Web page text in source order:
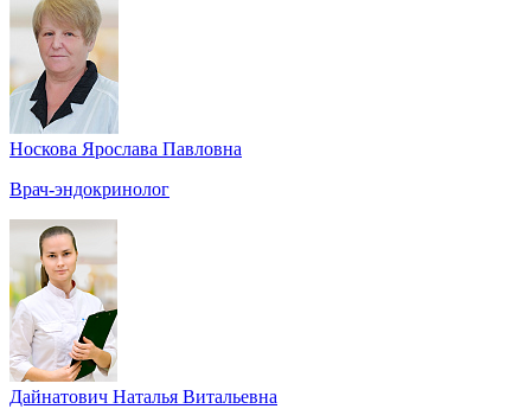
Носкова Ярослава Павловна
Врач-эндокринолог
Дайнатович Наталья Витальевна